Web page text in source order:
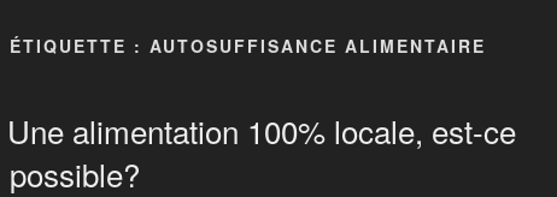
ÉTIQUETTE : AUTOSUFFISANCE ALIMENTAIRE
Une alimentation 100% locale, est-ce
possible?